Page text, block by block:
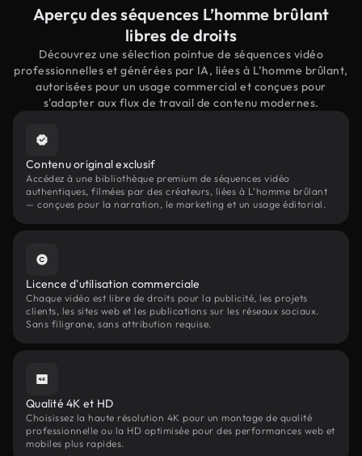
Aperçu des séquences L’homme brûlant
libres de droits
Découvrez une sélection pointue de séquences vidéo
professionnelles et générées par IA, liées à L’homme brûlant,
autorisées pour un usage commercial et conçues pour
s'adapter aux flux de travail de contenu modernes.
Contenu original exclusif
Accédez à une bibliothèque premium de séquences vidéo
authentiques, filmées par des créateurs, liées à L’homme brûlant
— conçues pour la narration, le marketing et un usage éditorial.
Licence d'utilisation commerciale
Chaque vidéo est libre de droits pour la publicité, les projets
clients, les sites web et les publications sur les réseaux sociaux.
Sans filigrane, sans attribution requise.
Qualité 4K et HD
Choisissez la haute résolution 4K pour un montage de qualité
professionnelle ou la HD optimisée pour des performances web et
mobiles plus rapides.